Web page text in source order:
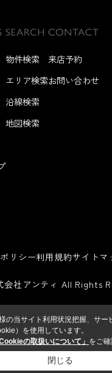
物件検索
エリア検索
沿線検索
地図検索
来店予約
お問い合わせ
リシー利用規約サイトマ
会社アンティ All Rights
の当サイト利用状況把握、サー
）を使用しています。
Cookieの取扱いについて」 をご確
閉じる